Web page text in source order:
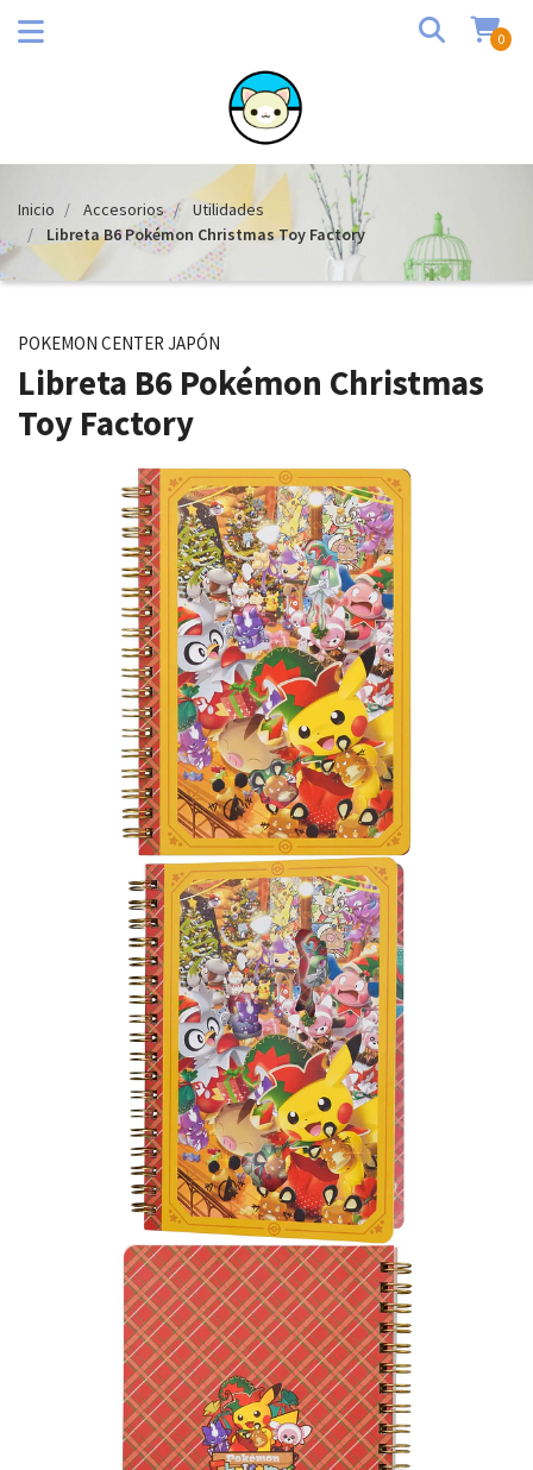
0
Inicio Accesorios
Utilidades
Libreta B6 Pokémon Christmas Toy Factory
POKEMON CENTER JAPÓN
Libreta B6 Pokémon Christmas
Toy Factory